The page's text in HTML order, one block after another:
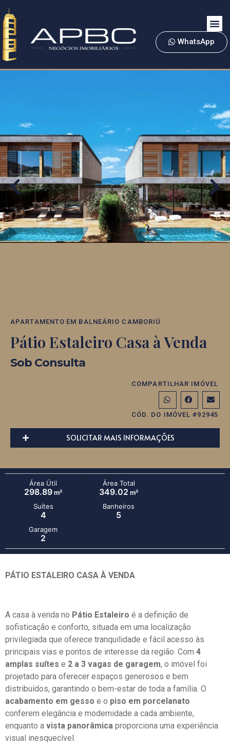
WhatsApp
APARTAMENTO EM BALNEÁRIO CAMBORIÚ
Pátio Estaleiro Casa à Venda
Sob Consulta
COMPARTILHAR IMÓVEL
CÓD. DO IMÓVEL #92945
SOLICITAR MAIS INFORMAÇÕES
Área Útil
298.89m²
Área Total
349.02 m²
Suítes
4
Banheiros
5
Garagem
2
PÁTIO ESTALEIRO CASA À VENDA
A casa à venda no Pátio Estaleiro é a definição de
sofisticação e conforto, situada em uma localização
privilegiada que oferece tranquilidade e fácil acesso às
principais vias e pontos de interesse da região. Com 4
amplas suítes e 2 a 3 vagas de garagem, o imóvel foi
projetado para oferecer espaços generosos e bem
distribuídos, garantindo o bem-estar de toda a família. O
acabamento em gesso e o piso em porcelanato
conferem elegância e modernidade a cada ambiente,
enquanto a vista panorâmica proporciona uma experiência
visual inesquecível.